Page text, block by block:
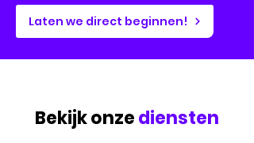
Laten we direct beginnen!
Bekijk onzediensten